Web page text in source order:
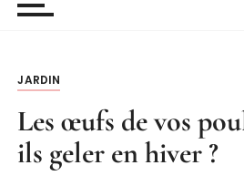
JARDIN
Les œufs de vos
ils geler en hiver ?